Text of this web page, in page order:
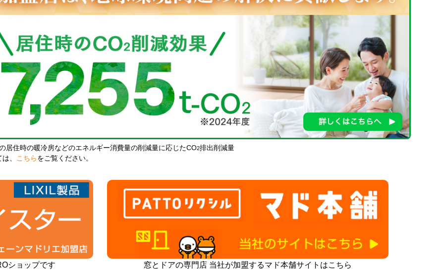
居住時の暖冷房などのエネルギー消費量の削減量に応じたCO2排出削減量
、 こちら をご覧ください。
ショップです 窓とドアの専門店 当社が加盟するマド本舗サイトはこちら